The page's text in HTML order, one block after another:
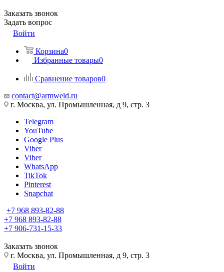
Заказать звонок
Задать вопрос
Войти
Корзина0
Избранные товары0
Сравнение товаров0
contact@armweld.ru
г. Москва, ул. Промышленная, д 9, стр. 3
Telegram
YouTube
Google Plus
Viber
Viber
WhatsApp
TikTok
Pinterest
Snapchat
+7 968 893-82-88
+7 968 893-82-88
+7 906-731-15-33
Заказать звонок
г. Москва, ул. Промышленная, д 9, стр. 3
Войти